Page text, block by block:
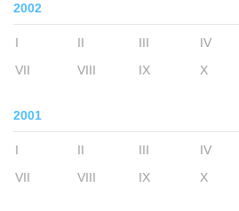
2002
I II III IV
VII
VIII IX X
2001
I II III IV
VII
VIII IX X